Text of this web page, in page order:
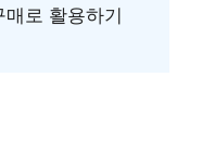
로 활용하기